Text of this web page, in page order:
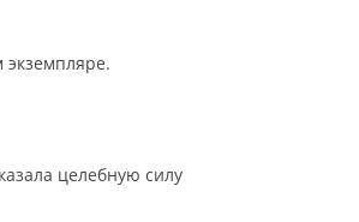
целебную силу